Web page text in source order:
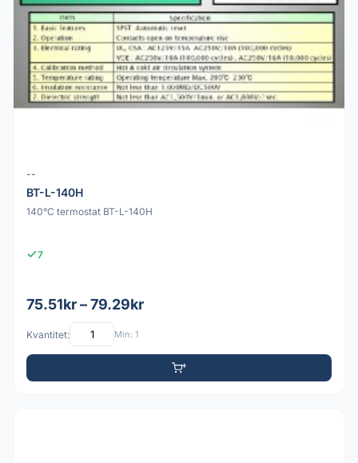
--
BT-L-140H
140°C termostat BT-L-140H
7
75.51kr – 79.29kr
Kvantitet: Min: 1